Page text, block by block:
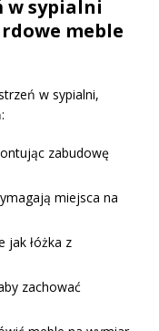
w sypialni
meble
w sypialni,
zabudowę
miejsca na
jak łóżka z
zachować